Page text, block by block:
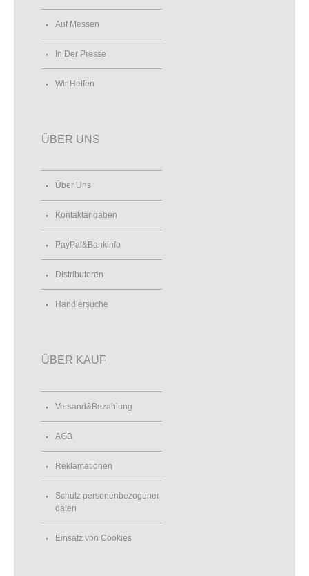
Auf Messen
In Der Presse
Wir Helfen
ÜBER UNS
Über Uns
Kontaktangaben
PayPal&Bankinfo
Distributoren
Händlersuche
ÜBER KAUF
Versand&Bezahlung
AGB
Reklamationen
Schutz personenbezogener
daten
Einsatz von Cookies